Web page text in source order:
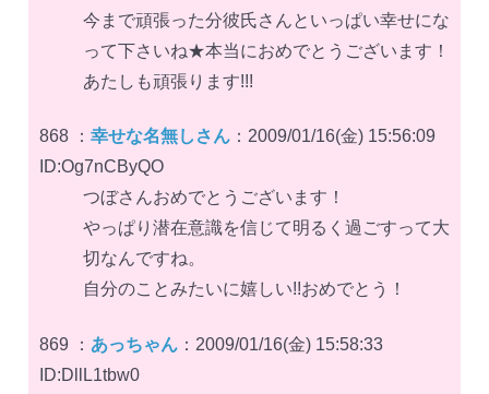
今まで頑張った分彼氏さんといっぱい幸せにな
って下さいね★本当におめでとうございます！
あたしも頑張ります!!!
868 ： 幸せな名無しさん ：2009/01/16(金) 15:56:09
ID:Og7nCByQO
つぼさんおめでとうございます！
やっぱり潜在意識を信じて明るく過ごすって大
切なんですね。
自分のことみたいに嬉しい!!おめでとう！
869 ： あっちゃん ：2009/01/16(金) 15:58:33
ID:DllL1tbw0